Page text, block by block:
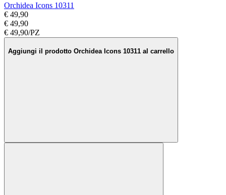
Orchidea Icons 10311
€ 49,90
€ 49,90
€ 49,90/PZ
Aggiungi il prodotto Orchidea Icons 10311 al carrello